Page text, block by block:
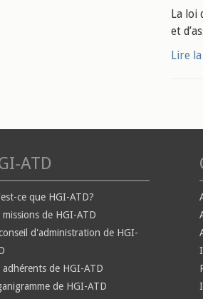
La loi
et
Lire
ATD
ce que HGI-ATD?
missions de HGI-ATD
d'administration de HGI-
adhérents de HGI-ATD
de HGI-ATD